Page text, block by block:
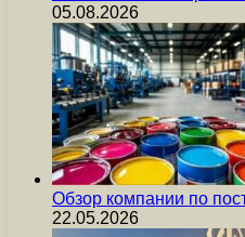
05.08.2026
Обзор компании по
22.05.2026